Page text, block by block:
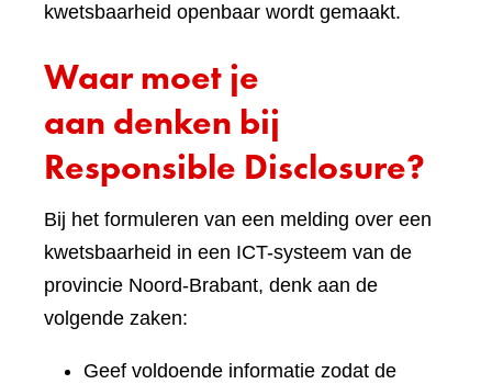
kwetsbaarheid openbaar wordt gemaakt.
Waar moet je
aan denken bij
Responsible Disclosure?
Bij het formuleren van een melding over een
kwetsbaarheid in een ICT-systeem van de
provincie Noord-Brabant, denk aan de
volgende zaken:
Geef voldoende informatie zodat de